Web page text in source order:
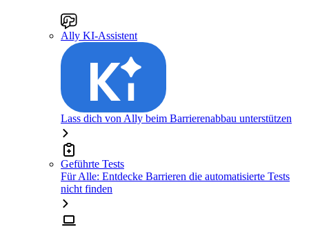
Ally KI-Assistent
Lass dich von Ally beim Barrierenabbau unterstützen
Geführte Tests
Für Alle: Entdecke Barrieren die automatisierte Tests
nicht finden